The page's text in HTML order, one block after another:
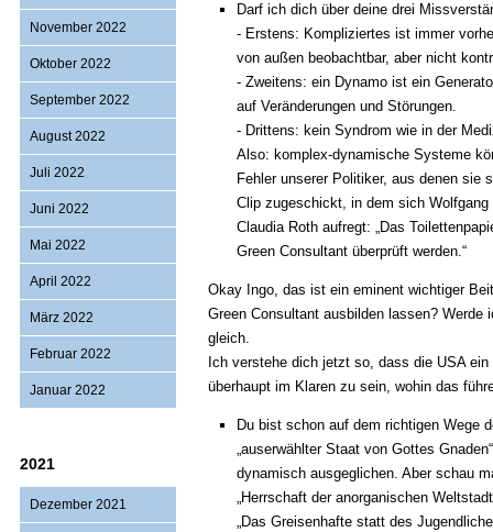
November 2022
Oktober 2022
September 2022
August 2022
Juli 2022
Juni 2022
Mai 2022
April 2022
März 2022
Februar 2022
Januar 2022
2021
Dezember 2021
Darf ich dich über deine drei
- Erstens: Kompliziertes ist immer
von außen beobachtbar, aber nicht
- Zweitens: ein Dynamo ist ein
auf Veränderungen und Störungen.
- Drittens: kein Syndrom wie in der
Also: komplex-dynamische Systeme
Fehler unserer Politiker, aus denen sie
Clip zugeschickt, in dem sich
Claudia Roth aufregt: „Das
Green Consultant überprüft werden.“
Okay Ingo, das ist ein eminent wichtiger
Green Consultant ausbilden lassen?
gleich.
Ich verstehe dich jetzt so, dass die USA
überhaupt im Klaren zu sein, wohin das
Du bist schon auf dem richtigen Wege
„auserwählter Staat von Gottes
dynamisch ausgeglichen. Aber schau
„Herrschaft der anorganischen
„Das Greisenhafte statt des